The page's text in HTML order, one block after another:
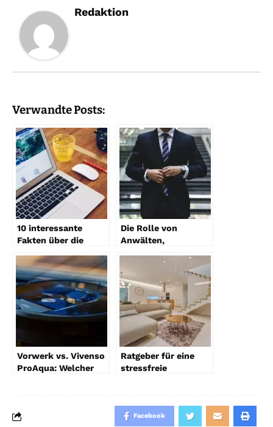
Redaktion
Verwandte Posts:
10 interessante
Fakten über die
Werbebibliothek
Die Rolle von
Anwälten,
Wirtschaftsprüfern
bei
Unternehmenskäufen
Vorwerk vs. Vivenso
ProAqua: Welcher
ist besser?
Ratgeber für eine
stressfreie
Facebook